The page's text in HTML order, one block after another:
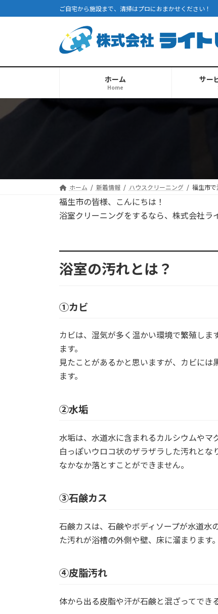
ン
へ
プ
ビ
ョ
動
ご自宅から施設まで、清掃はプロにおまかせください！
ホーム
Home
サー
ホーム 新着情報 ハウスクリーニング 福生市
福生市の皆様、こんにちは！
浴室クリーニングをするなら、株式会社ラ
浴室の汚れとは？
①カビ
カビは、湿気が多く温かい環境で繁殖し
ます。
見たことがあるかと思いますが、カビに
ます。
②水垢
水垢は、水道水に含まれるカルシウムやマ
白っぽいウロコ状のザラザラした汚れと
なかなか落とすことができません。
③石鹸カス
石鹸カスは、石鹸やボディソープが水道水
た汚れが浴槽の外側や壁、床に溜まります。
④皮脂汚れ
体から出る皮脂や汗が石鹸と混ざってでき